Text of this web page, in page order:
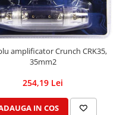
amplificator Crunch CRK35,
35mm2
254,19 Lei
IN COS